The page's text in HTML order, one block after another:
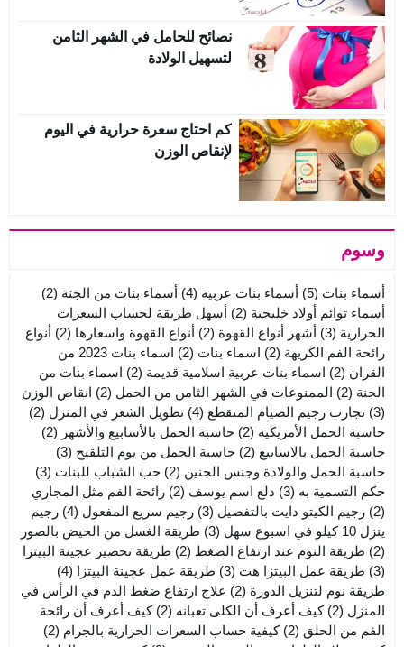
نصائح للحامل في الشهر الثامن
لتسهيل الولادة
كم احتاج سعرة حرارية في اليوم
لإنقاص الوزن
وسوم
أسماء بنات (5) أسماء بنات عربية (4) أسماء بنات من الجنة (2)
أسماء توائم أولاد خليجية (2)
أسهل طريقة لحساب السعرات
الحرارية (3) أشهر أنواع القهوة (2) أنواع القهوة واسعارها (2)
أنواع
رائحة الفم الكريهة (2) اسماء بنات (2)
اسماء بنات 2023 من
القران (2) اسماء بنات عربية اسلامية قديمة (2)
اسماء بنات من
الجنة (2) الممنوعات في الشهر الثامن من الحمل (2)
انقاص الوزن
(3)
تجارب رجيم الصيام المتقطع (4) تطويل الشعر في المنزل (2)
حاسبة الحمل الأمريكية (2) حاسبة الحمل بالأسابيع والأشهر (2)
حاسبة الحمل بالاسابيع (2) حاسبة الحمل من يوم التلقيح (3)
حاسبة الحمل والولادة وجنس الجنين (2) حب الشباب للبنات (3)
حكم التسمية به (3) دلع اسم يوسف (2)
رائحة الفم مثل المجاري
(2)
رجيم الكيتو دايت بالتفصيل (3) رجيم سريع المفعول (4)
رجيم
ينزل 10 كيلو في اسبوع سهل
(3)
طريقة الغسل من الحيض بالصور
(2)
طريقة النوم عند ارتفاع الضغط (2)
طريقة تحضير عجينة البيتزا
(3)
طريقة عمل البيتزا هت (3) طريقة عمل عجينة البيتزا (4)
طريقة نوم لتنزيل الدورة (2)
علاج ارتفاع ضغط الدم في الرأس في
المنزل (2) كيف أعرف أن الكلى تعبانه (2)
كيف أعرف أن رائحة
الفم من الحلق (2) كيفية حساب السعرات الحرارية بالجرام (2)